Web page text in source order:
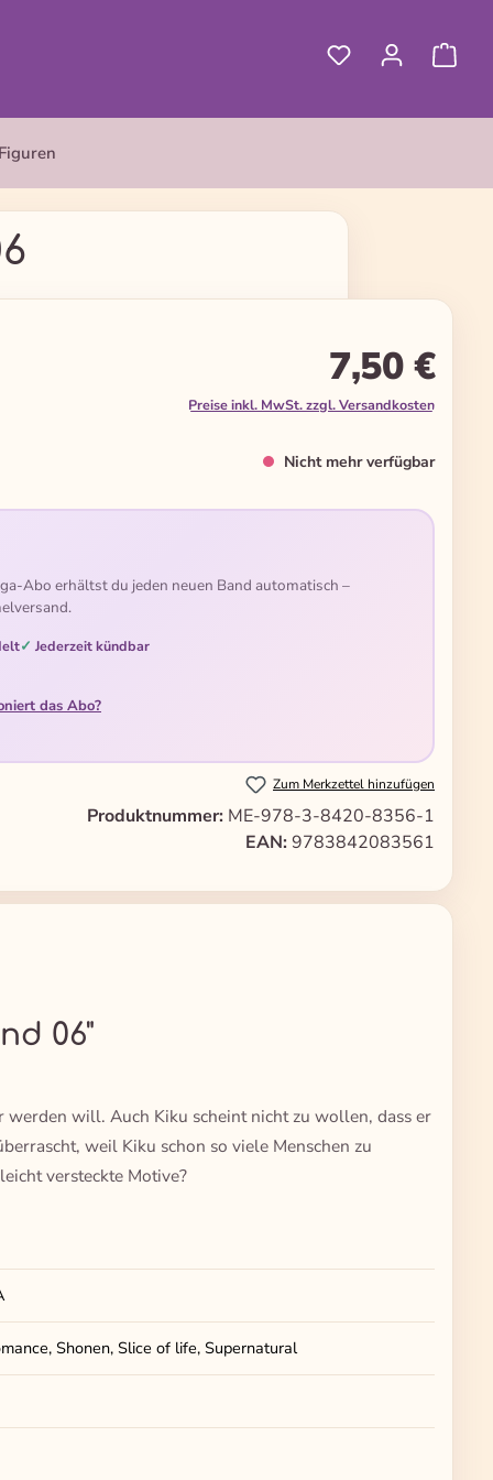
7,50 €
Preise inkl. MwSt. zzgl. Versandkosten
Nicht mehr verfügbar
Abo erhältst du jeden neuen Band automatisch –
Jederzeit kündbar
das Abo?
Zum Merkzettel hinzufügen
Produktnummer: ME-978-3-8420-8356-1
EAN: 9783842083561
06"
will. Auch Kiku scheint nicht zu wollen, dass er
weil Kiku schon so viele Menschen zu
versteckte Motive?
Shonen, Slice of life, Supernatural